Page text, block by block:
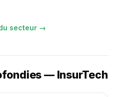
secteur →
— InsurTech